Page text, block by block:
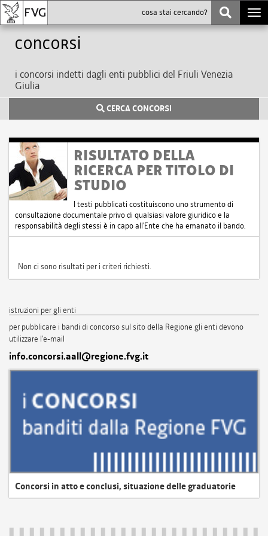
Concorsi
i concorsi indetti dagli enti pubblici del Friuli Venezia
Giulia
CERCA CONCORSI
RISULTATO DELLA
RICERCA PER TITOLO DI
STUDIO
I testi pubblicati costituiscono uno strumento di
consultazione documentale privo di qualsiasi valore giuridico e la
responsabilità degli stessi è in capo all'Ente che ha emanato il bando.
Non ci sono risultati per i criteri richiesti.
istruzioni per gli enti
per pubblicare i bandi di concorso sul sito della Regione gli enti devono
utilizzare l'e-mail
info.concorsi.aall@regione.fvg.it
Concorsi in atto e conclusi, situazione delle graduatorie